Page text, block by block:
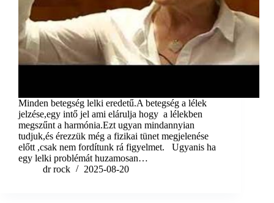
Minden betegség lelki eredetű.A betegség a lélek
jelzése,egy intő jel ami elárulja hogy a lélekben
megszűnt a harmónia.Ezt ugyan mindannyian
tudjuk,és érezzük még a fizikai tünet megjelenése
előtt ,csak nem fordítunk rá figyelmet. Ugyanis ha
egy lelki problémát huzamosan…
dr rock
2025-08-20